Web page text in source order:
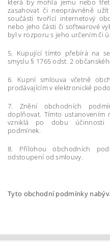
která by mohla jemu nebo
zasahovat či neoprávněně
součásti tvořící internetový
nebo jeho části či softwarové
byl v rozporu s jeho určením či
5. Kupující tímto přebírá na
smyslu § 1765 odst. 2
6. Kupní smlouva včetně
prodávajícím v elektronické
7. Znění obchodních
doplňovat. Tímto ustanovením
vzniklá po dobu účinnosti
podmínek.
8. Přílohou obchodních
odstoupení od smlouvy.
Tyto obchodní podmínky